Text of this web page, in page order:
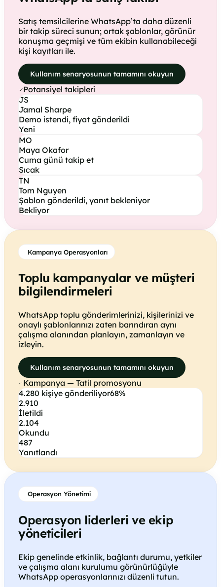
Satış temsilcilerine WhatsApp’ta daha düzenli
bir takip süreci sunun; ortak şablonlar, görünür
konuşma geçmişi ve tüm ekibin kullanabileceği
kişi kayıtları ile.
Kullanım senaryosunun tamamını okuyun
Potansiyel takipleri
JS
Jamal Sharpe
Demo istendi, fiyat gönderildi
Yeni
MO
Maya Okafor
Cuma günü takip et
Sıcak
TN
Tom Nguyen
Şablon gönderildi, yanıt bekleniyor
Bekliyor
Kampanya Operasyonları
Toplu kampanyalar ve müşteri
bilgilendirmeleri
WhatsApp toplu gönderimlerinizi, kişilerinizi ve
onaylı şablonlarınızı zaten barındıran aynı
çalışma alanından planlayın, zamanlayın ve
izleyin.
Kullanım senaryosunun tamamını okuyun
Kampanya — Tatil promosyonu
4.280 kişiye gönderiliyor68%
2.910
İletildi
2.104
Okundu
487
Yanıtlandı
Operasyon Yönetimi
Operasyon liderleri ve ekip
yöneticileri
Ekip genelinde etkinlik, bağlantı durumu, yetkiler
ve çalışma alanı kurulumu görünürlüğüyle
WhatsApp operasyonlarınızı düzenli tutun.